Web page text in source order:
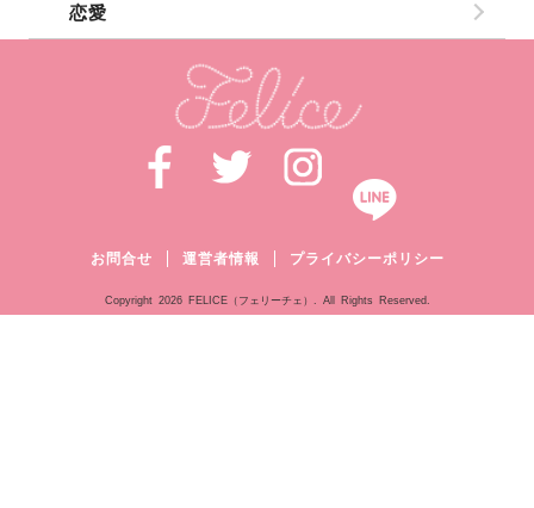
恋愛
お問合せ 運営者情報 プライバシーポリシー
Copyright 2026 FELICE（フェリーチェ）. All Rights Reserved.